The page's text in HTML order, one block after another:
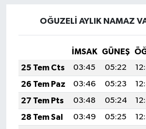
OĞUZELİ AYLIK NAMAZ
İMSAK GÜNEŞ
25 Tem Cts
03:45 05:22
26 Tem Paz
03:46 05:23
27 Tem Pts
03:48 05:24
28 Tem Sal
03:49 05:25